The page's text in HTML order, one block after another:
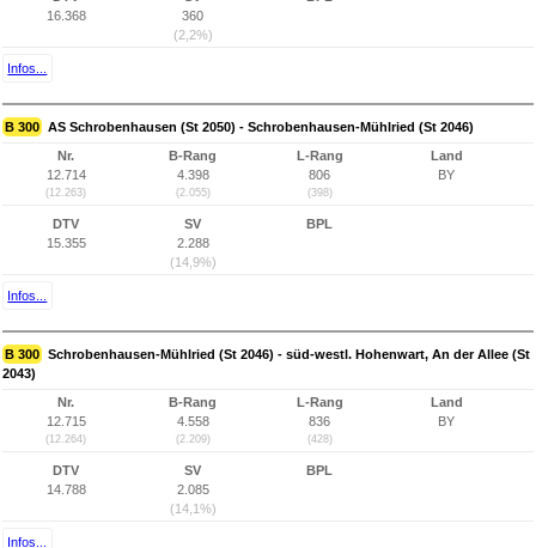
16.368
360
(2,2%)
Infos...
B 300 AS Schrobenhausen (St 2050) - Schrobenhausen-Mühlried (St 2046)
Nr.
12.714
(12.263)
B-Rang
4.398
(2.055)
L-Rang
806
(398)
Land
BY
DTV
15.355
SV
2.288
(14,9%)
BPL
Infos...
B 300 Schrobenhausen-Mühlried (St 2046) - süd-westl. Hohenwart, An der Allee (St
2043)
Nr.
12.715
(12.264)
B-Rang
4.558
(2.209)
L-Rang
836
(428)
Land
BY
DTV
14.788
SV
2.085
(14,1%)
BPL
Infos...